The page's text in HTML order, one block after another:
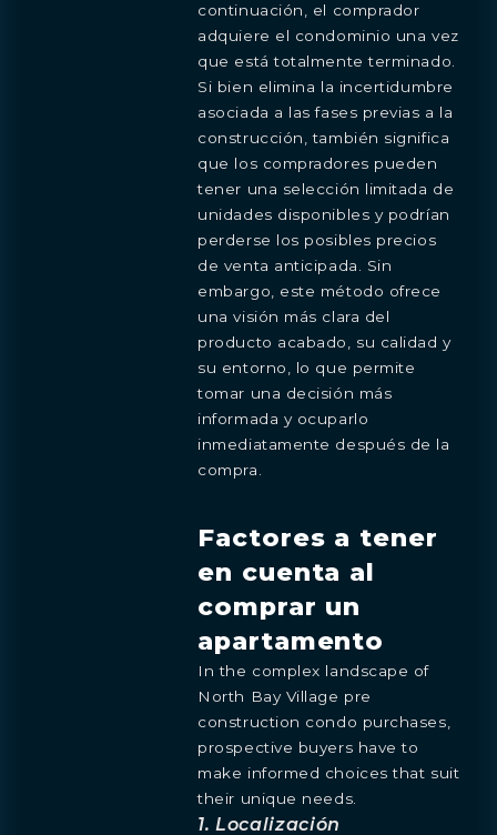
continuación, el comprador
adquiere el condominio una vez
que está totalmente terminado.
Si bien elimina la incertidumbre
asociada a las fases previas a la
construcción, también significa
que los compradores pueden
tener una selección limitada de
unidades disponibles y podrían
perderse los posibles precios
de venta anticipada. Sin
embargo, este método ofrece
una visión más clara del
producto acabado, su calidad y
su entorno, lo que permite
tomar una decisión más
informada y ocuparlo
inmediatamente después de la
compra.
Factores a tener
en cuenta al
comprar un
apartamento
In the complex landscape of
North Bay Village pre
construction condo purchases,
prospective buyers have to
make informed choices that suit
their unique needs.
1. Localización